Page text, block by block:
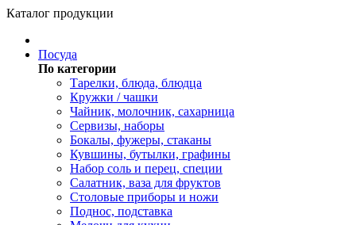
Каталог продукции
Посуда
По категории
Тарелки, блюда, блюдца
Кружки / чашки
Чайник, молочник, сахарница
Сервизы, наборы
Бокалы, фужеры, стаканы
Кувшины, бутылки, графины
Набор соль и перец, специи
Салатник, ваза для фруктов
Столовые приборы и ножи
Поднос, подставка